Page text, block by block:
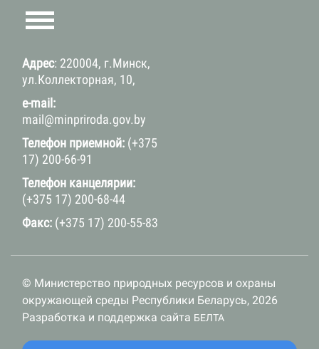
Адрес: 220004, г.Минск,
ул.Коллекторная, 10,
e-mail:
mail@minpriroda.gov.by
Телефон приемной: (+375
17) 200-66-91
Телефон канцелярии:
(+375 17) 200-68-44
Факс: (+375 17) 200-55-83
© Министерство природных ресурсов и охраны
окружающей среды Республики Беларусь, 2026
Разработка и поддержка сайта БЕЛТА